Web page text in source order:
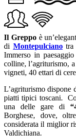
Il Greppoè
di Montepulcianotra
Immerso in
colline, l’agriturismo,
vigneti, 40 ettari di
L’agriturismo dispone
piatti tipici toscani.
una delle gare di
Borghese, dove,
considerata il miglior
Valdichiana.